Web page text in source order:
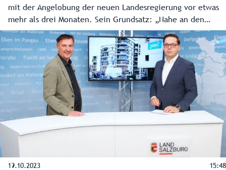
mit der Angelobung der neuen Landesregierung vor etwas
mehr als drei Monaten. Sein Grundsatz: „Nahe an den
Menschen soll das Land sein und unvoreingenommen und
unkompliziert unterstützen.“ Im Studiogespräch zieht er
eine erste Bilanz.
19.10.2023 15:48